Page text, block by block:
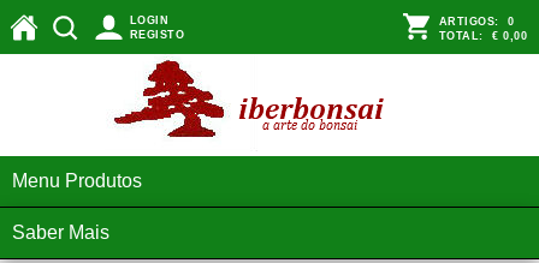
LOGIN
REGISTO
ARTIGOS: 0
TOTAL: € 0,00
Menu Produtos
Saber Mais